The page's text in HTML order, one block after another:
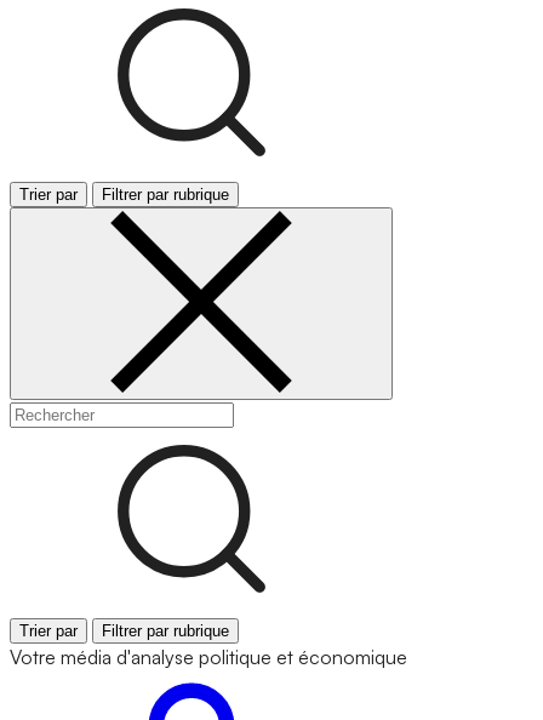
Trier par Filtrer par rubrique
Trier par Filtrer par rubrique
Votre média d'analyse politique et économique